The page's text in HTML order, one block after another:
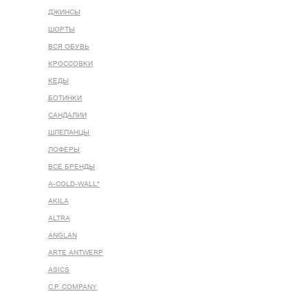
ДЖИНСЫ
ШОРТЫ
ВСЯ ОБУВЬ
КРОССОВКИ
КЕДЫ
БОТИНКИ
САНДАЛИИ
ШЛЕПАНЦЫ
ЛОФЕРЫ
ВСЕ БРЕНДЫ
A-COLD-WALL*
AKILA
ALTRA
ANGLAN
ARTE ANTWERP
ASICS
C.P. COMPANY